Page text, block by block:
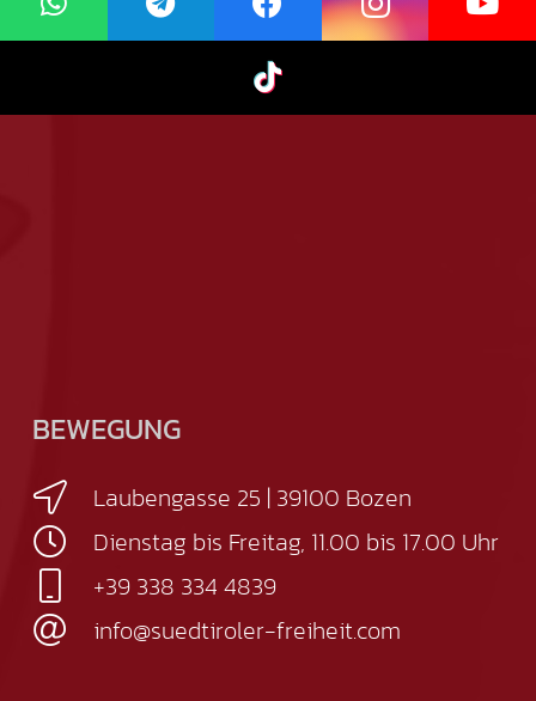
BEWEGUNG
Laubengasse 25 | 39100 Bozen
Dienstag bis Freitag, 11.00 bis 17.00 Uhr
+39 338 334 4839
info@suedtiroler-freiheit.com